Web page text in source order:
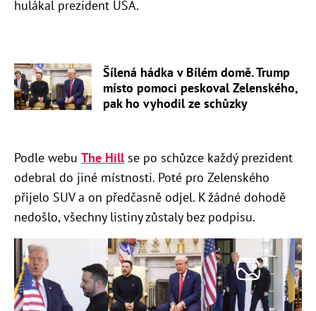
hulákal prezident USA.
Šílená hádka v Bílém domě. Trump
místo pomoci peskoval Zelenského,
pak ho vyhodil ze schůzky
Podle webu The Hillse po schůzce každý prezident
odebral do jiné místnosti. Poté pro Zelenského
přijelo SUV a on předčasně odjel. K žádné dohodě
nedošlo, všechny listiny zůstaly bez podpisu.